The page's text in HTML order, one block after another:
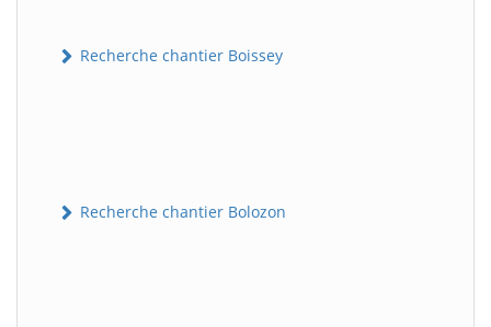
Recherche chantier Boissey
Recherche chantier Bolozon